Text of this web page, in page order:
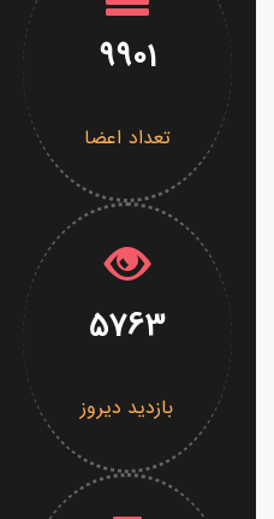
9901
تعداد اعضا
5763
بازدید دیروز